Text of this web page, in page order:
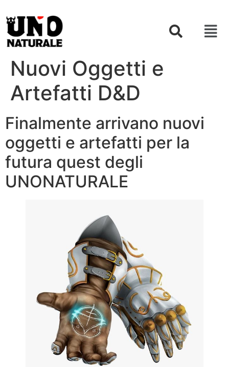
Nuovi Oggetti e
Artefatti D&D
Finalmente arrivano nuovi
oggetti e artefatti per la
futura quest degli
UNONATURALE